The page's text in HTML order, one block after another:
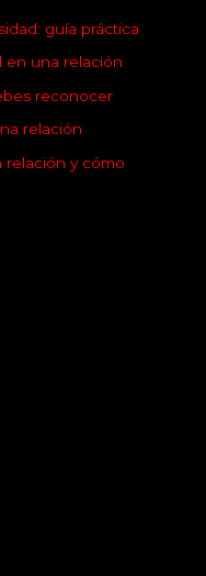
guía práctica
en una relación
reconocer
relación
relación y cómo